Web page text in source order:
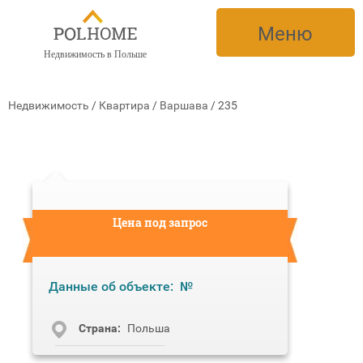
Недвижимость в Польше
Меню
Недвижимость / Квартира / Варшава /235
Цена под запрос
Данные об объекте: №
Cтрана: Польша